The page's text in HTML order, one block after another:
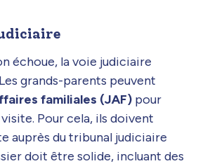
échoue, la voie judiciaire
grands-parents peuvent
familiales (JAF) pour
Pour cela, ils doivent
auprès du tribunal judiciaire
doit être solide, incluant des